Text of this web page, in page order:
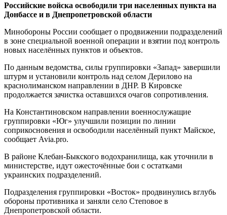
Российские войска освободили три населенных пункта на
Донбассе и в Днепропетровской области
Минобороны России сообщает о продвижении подразделений
в зоне специальной военной операции и взятии под контроль
новых населённых пунктов и объектов.
По данным ведомства, силы группировки «Запад» завершили
штурм и установили контроль над селом Дерилово на
краснолиманском направлении в ДНР. В Кировске
продолжается зачистка оставшихся очагов сопротивления.
На Константиновском направлении военнослужащие
группировки «Юг» улучшили позиции по линии
соприкосновения и освободили населённый пункт Майское,
сообщает Avia.pro.
В районе Клебан-Быкского водохранилища, как уточнили в
министерстве, идут ожесточённые бои с остатками
украинских подразделений.
Подразделения группировки «Восток» продвинулись вглубь
обороны противника и заняли село Степовое в
Днепропетровской области.